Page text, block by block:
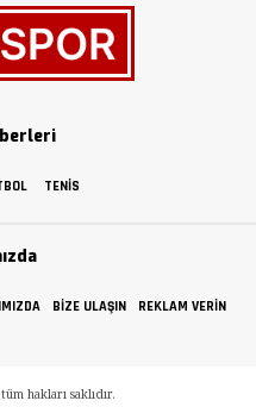
TENIS
BIZE ULAŞIN REKLAM VERIN
hakları saklıdır.